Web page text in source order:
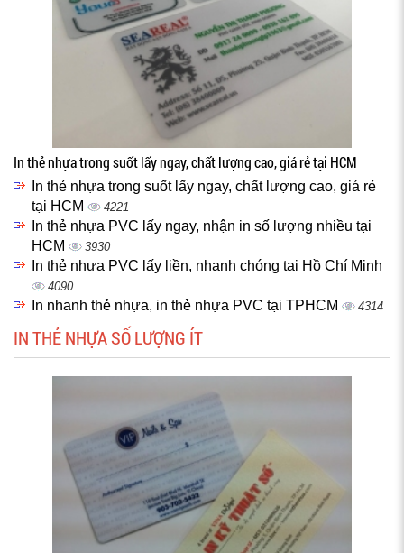
In thẻ nhựa trong suốt lấy ngay, chất lượng cao, giá rẻ tại HCM
In thẻ nhựa trong suốt lấy ngay, chất lượng cao, giá rẻ
tại HCM
4221
In thẻ nhựa PVC lấy ngay, nhận in số lượng nhiều tại
HCM
3930
In thẻ nhựa PVC lấy liền, nhanh chóng tại Hồ Chí Minh
4090
In nhanh thẻ nhựa, in thẻ nhựa PVC tại TPHCM 4314
IN THẺ NHỰA SỐ LƯỢNG ÍT